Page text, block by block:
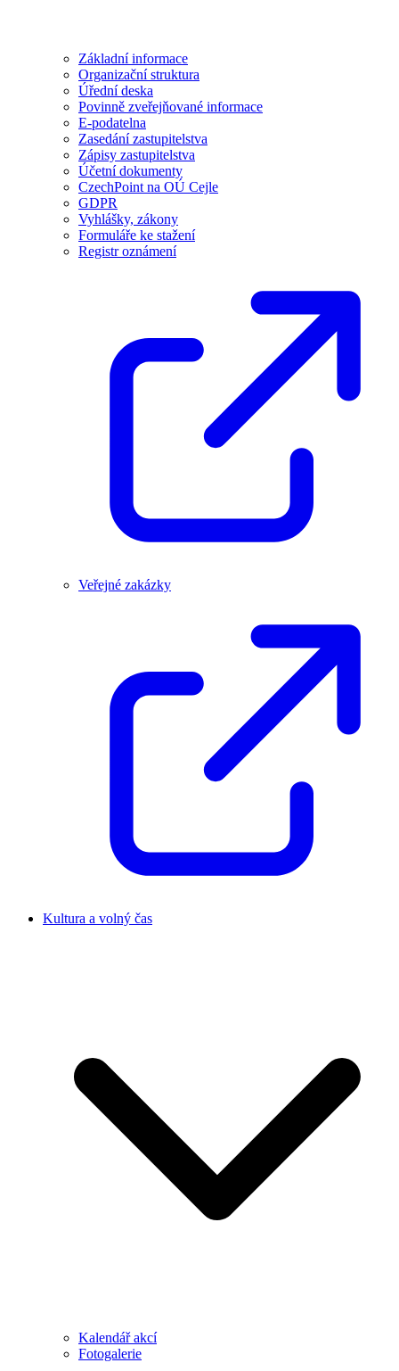
Základní informace
Organizační struktura
Úřední deska
Povinně zveřejňované informace
E-podatelna
Zasedání zastupitelstva
Zápisy zastupitelstva
Účetní dokumenty
CzechPoint na OÚ Cejle
GDPR
Vyhlášky, zákony
Formuláře ke stažení
Registr oznámení
Veřejné zakázky
Kultura a volný čas
Kalendář akcí
Fotogalerie